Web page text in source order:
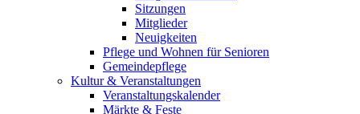
Sitzungen
Mitglieder
Neuigkeiten
Pflege und Wohnen für Senioren
Gemeindepflege
Kultur & Veranstaltungen
Veranstaltungskalender
Märkte & Feste